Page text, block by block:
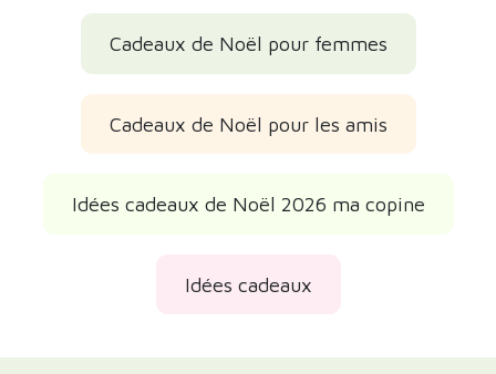
Cadeaux de Noël pour femmes
Cadeaux de Noël pour les amis
Idées cadeaux de Noël 2026 ma copine
Idées cadeaux